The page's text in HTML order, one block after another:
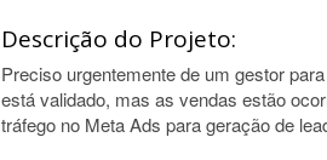
Descrição do Projeto:
Preciso urgentemente de um gestor
está validado, mas as vendas estão
tráfego no Meta Ads para geração de